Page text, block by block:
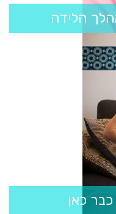
הלידה
כאן